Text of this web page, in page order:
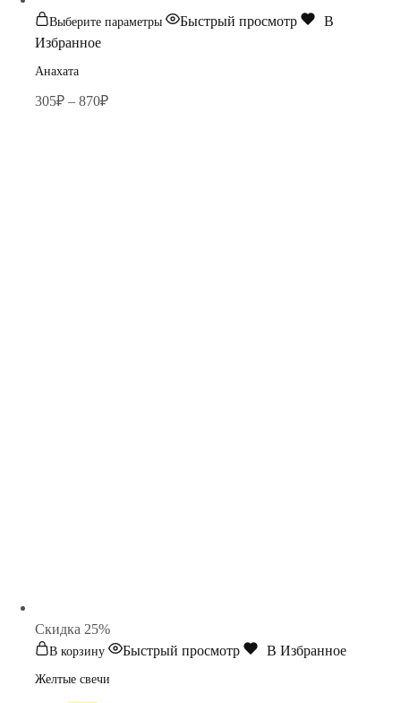
Выберите параметры ЭтотБыстрый просмотр
В
Избранное
Анахата
305₽ – 870₽Диапазон
Cкидка 25%
В корзину Быстрый просмотр В Избранное
Желтые свечи